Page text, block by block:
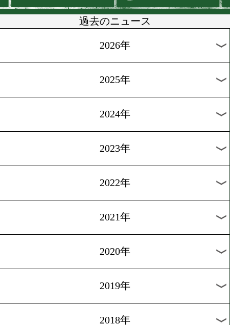
トを実現
過去のニュース
2026年
2024年
2022年